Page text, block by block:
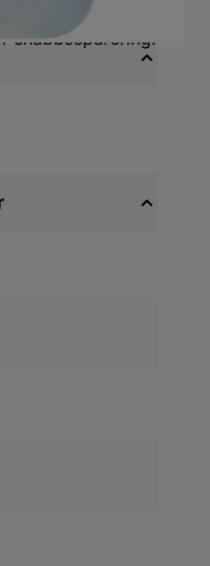
och svår
snabbseparering.